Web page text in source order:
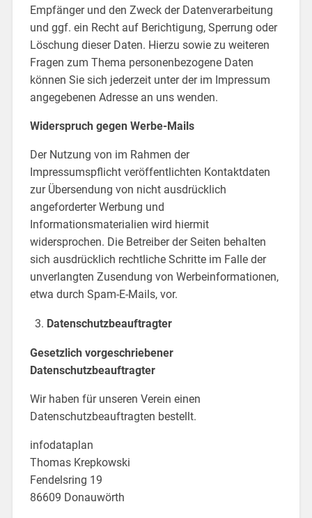
Empfänger und den Zweck der Datenverarbeitung
und ggf. ein Recht auf Berichtigung, Sperrung oder
Löschung dieser Daten. Hierzu sowie zu weiteren
Fragen zum Thema personenbezogene Daten
können Sie sich jederzeit unter der im Impressum
angegebenen Adresse an uns wenden.
Widerspruch gegen Werbe-Mails
Der Nutzung von im Rahmen der
Impressumspflicht veröffentlichten Kontaktdaten
zur Übersendung von nicht ausdrücklich
angeforderter Werbung und
Informationsmaterialien wird hiermit
widersprochen. Die Betreiber der Seiten behalten
sich ausdrücklich rechtliche Schritte im Falle der
unverlangten Zusendung von Werbeinformationen,
etwa durch Spam-E-Mails, vor.
Datenschutzbeauftragter
Gesetzlich vorgeschriebener
Datenschutzbeauftragter
Wir haben für unseren Verein einen
Datenschutzbeauftragten bestellt.
infodataplan
Thomas Krepkowski
Fendelsring 19
86609 Donauwörth